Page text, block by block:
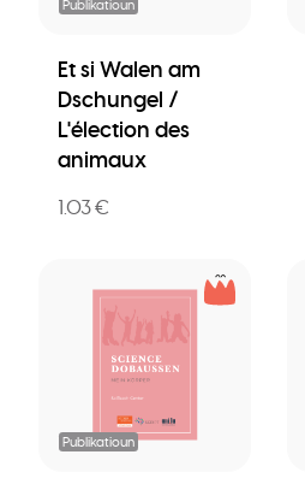
Publikatioun
Et si Walen am
Dschungel /
L'élection des
animaux
1.03 €
Publikatioun